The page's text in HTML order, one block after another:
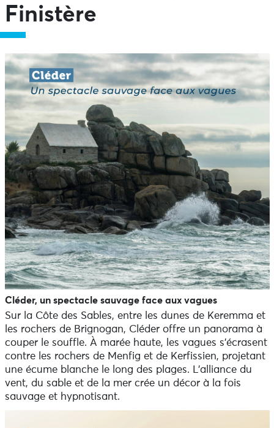
Finistère
Cléder, un spectacle sauvage face aux vagues
Sur la Côte des Sables, entre les dunes de Keremma et
les rochers de Brignogan, Cléder offre un panorama à
couper le souffle. À marée haute, les vagues s’écrasent
contre les rochers de Menfig et de Kerfissien, projetant
une écume blanche le long des plages. L’alliance du
vent, du sable et de la mer crée un décor à la fois
sauvage et hypnotisant.